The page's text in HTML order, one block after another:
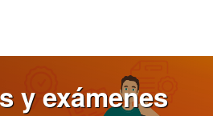
y exámenes